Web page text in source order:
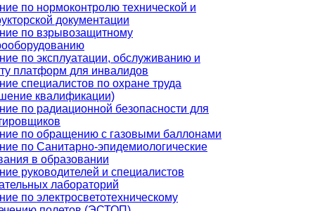
по нормоконтролю технической и
документации
по взрывозащитному
по эксплуатации, обслуживанию и
платформ для инвалидов
специалистов по охране труда
квалификации)
по радиационной безопасности для
по обращению с газовыми баллонами
по Санитарно-эпидемиологические
в образовании
руководителей и специалистов
лабораторий
по электросветотехническому